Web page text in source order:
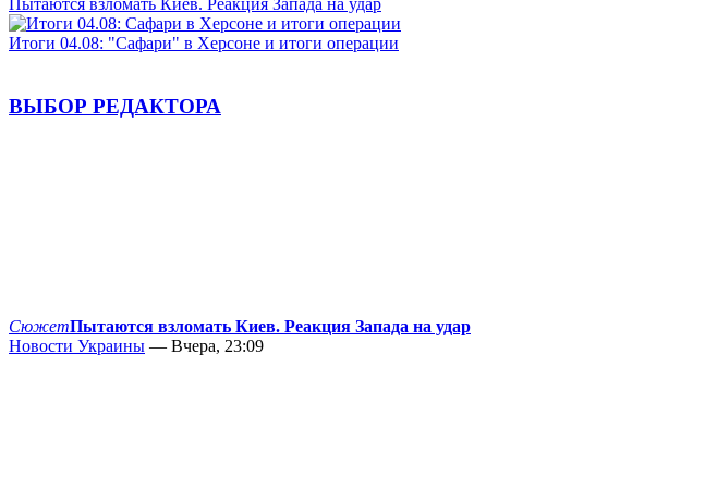
Итоги 04.08: "Сафари" в Херсоне и итоги операции
ВЫБОР РЕДАКТОРА
СюжетПытаются взломать Киев. Реакция Запада на удар
Новости Украины — Вчера, 23:09